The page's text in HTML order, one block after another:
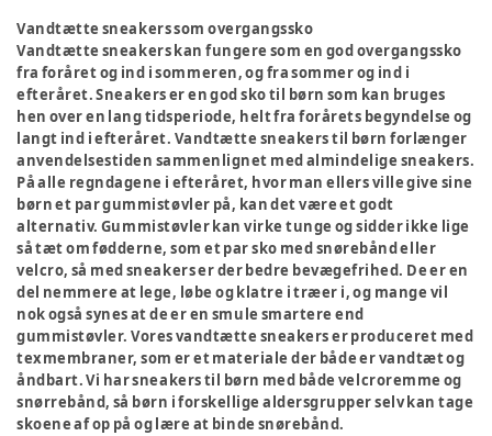
Vandtætte sneakers som overgangssko
Vandtætte sneakers kan fungere som en god overgangssko
fra foråret og ind i sommeren, og fra sommer og ind i
efteråret. Sneakers er en god sko til børn som kan bruges
hen over en lang tidsperiode, helt fra forårets begyndelse og
langt ind i efteråret. Vandtætte sneakers til børn forlænger
anvendelsestiden sammenlignet med almindelige sneakers.
På alle regndagene i efteråret, hvor man ellers ville give sine
børn et par gummistøvler på, kan det være et godt
alternativ. Gummistøvler kan virke tunge og sidder ikke lige
så tæt om fødderne, som et par sko med snørebånd eller
velcro, så med sneakers er der bedre bevægefrihed. De er en
del nemmere at lege, løbe og klatre i træer i, og mange vil
nok også synes at de er en smule smartere end
gummistøvler. Vores vandtætte sneakers er produceret med
texmembraner, som er et materiale der både er vandtæt og
åndbart. Vi har sneakers til børn med både velcroremme og
snørrebånd, så børn i forskellige aldersgrupper selv kan tage
skoene af op på og lære at binde snørebånd.